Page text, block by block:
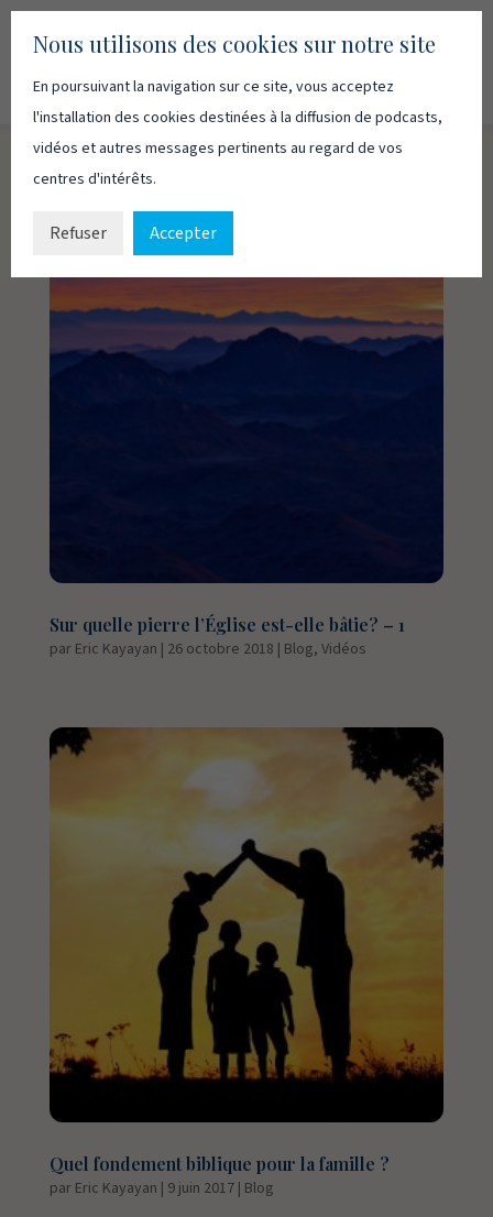
Sur quelle pierre l’Église est-elle bâtie? – 1
par Eric Kayayan | 26 octobre 2018 | Blog, Vidéos
Quel fondement biblique pour la famille ?
par Eric Kayayan | 9 juin 2017| Blog
Nous utilisons des cookies sur notre site
En poursuivant la navigation sur ce site, vous acceptez
l'installation des cookies destinées à la diffusion de podcasts,
vidéos et autres messages pertinents au regard de vos
centres d'intérêts.
Refuser Accepter